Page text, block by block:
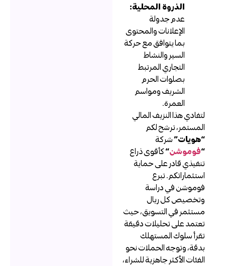
الذروة المحلية:
عدم جدولة
الإعلانات والمحتوى
بما يتوافق مع حركة
السير والنشاط
التجاري المرتبط
بصلوات الحرم
الشريف ومواسم
العمرة.
لتفادي هذا النزيف المالي
المستمر، ترشح لكم
“هويات”شركة
فوموشن“كأقوى ذراع
تنفيذي قادر على حماية
استثماراتكم. تبرع
فوموشن في دراسة
وتخصيص كل ريال
مستثمر في التسويق، حيث
تعتمد على تحليلات دقيقة
تقرأ سلوك المستهلك
بدقة، وتوجه الحملات نحو
الفئات الأكثر جاهزية للشراء،